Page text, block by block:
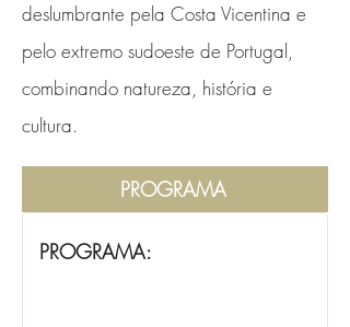
deslumbrante pela Costa Vicentina e
pelo extremo sudoeste de Portugal,
combinando natureza, história e
cultura.
PROGRAMA
PROGRAMA: